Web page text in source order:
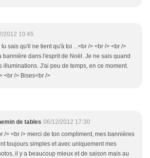
2012 10:45
sais qu'il ne tient qu'à toi ...<br /> <br /> <br />
bannière dans l'esprit de Noël. Je ne sais quand
illuminations. J'ai peu de temps, en ce moment.
<br /> Bises<br />
de tables 06/12/2012 17:30
/> <br /> merci de ton compliment, mes bannières
toujours simples et avec uniquement mes
il y a beaucoup mieux et de saison mais au